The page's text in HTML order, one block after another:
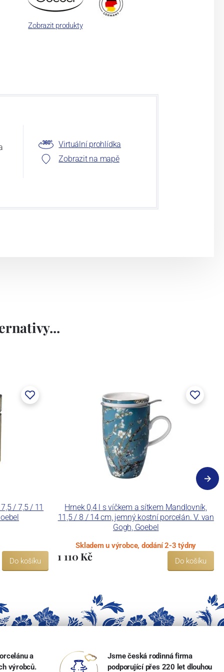
Zobrazit produkty
Virtuální prohlídka
Zobrazit na mapě
/ 7,5 / 11
Do košíku
Hrnek 0,4 l s víčkem a sítkem Mandlovník,
11,5 / 8 / 14 cm, jemný kostní porcelán. V. van
Gogh, Goebel
Skladem u výrobce, dodání 2-3 týdny
1 110 Kč Do košíku
a
výrobců.
Jsme česká rodinná firma
podporující přes 220 let dlouhou